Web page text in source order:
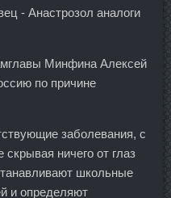
- Анастрозол аналоги
Минфина Алексей
по причине
заболевания, с
ничего от глаз
школьные
и определяют